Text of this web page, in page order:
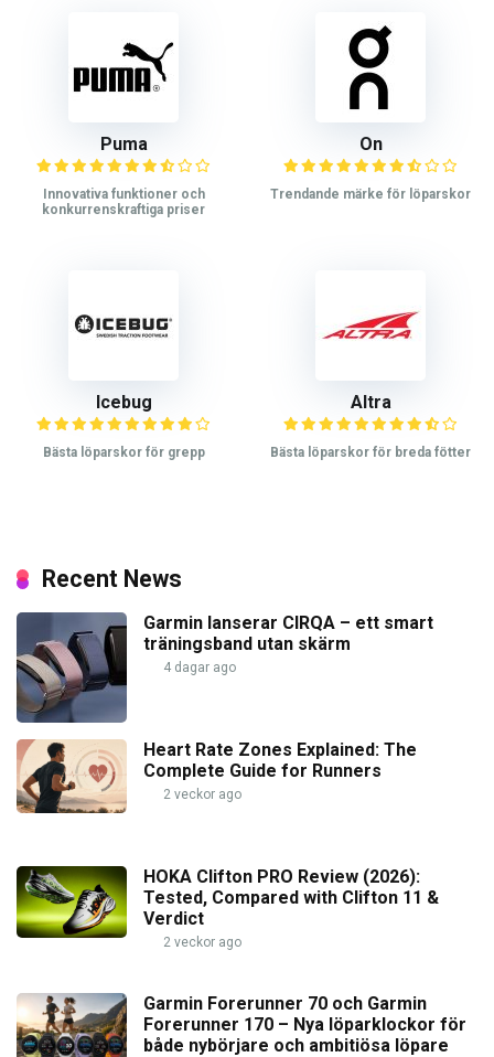
Puma
Innovativa funktioner och
konkurrenskraftiga priser
On
Trendande märke för löparskor
Icebug
Bästa löparskor för grepp
Altra
Bästa löparskor för breda fötter
Recent News
Garmin lanserar CIRQA – ett smart
träningsband utan skärm
4 dagar ago
Heart Rate Zones Explained: The
Complete Guide for Runners
2 veckor ago
HOKA Clifton PRO Review (2026):
Tested, Compared with Clifton 11 &
Verdict
2 veckor ago
Garmin Forerunner 70 och Garmin
Forerunner 170 – Nya löparklockor för
både nybörjare och ambitiösa löpare